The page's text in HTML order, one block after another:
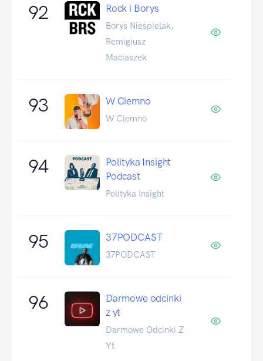
92 Rock i Borys
Borys Niespielak,
Remigiusz
Maciaszek
93 W Ciemno
W Ciemno
94
Polityka Insight
Podcast
Polityka Insight
95 37PODCAST
37PODCAST
96
Darmowe odcinki
z yt
Darmowe Odcinki Z
Yt